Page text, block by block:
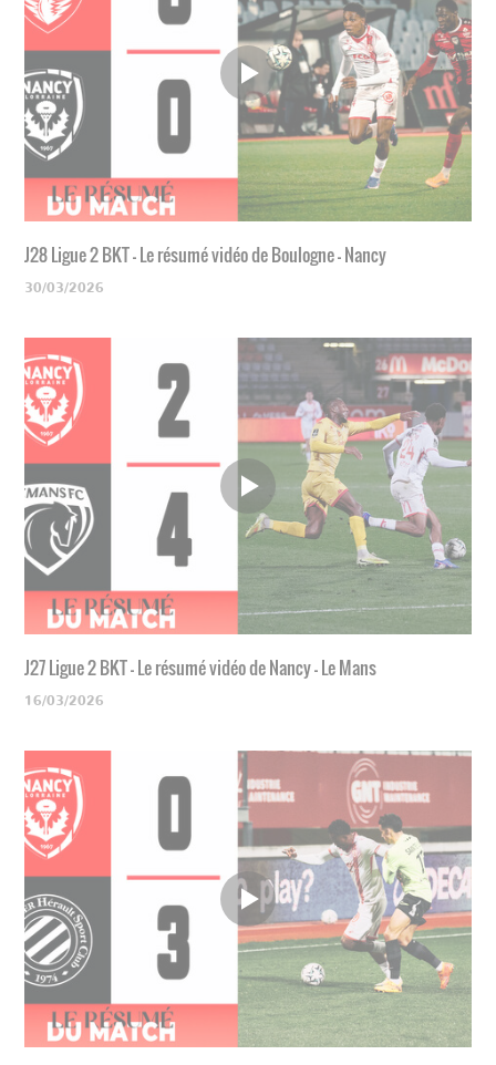
J28 Ligue 2 BKT - Le résumé vidéo de Boulogne - Nancy
30/03/2026
J27 Ligue 2 BKT - Le résumé vidéo de Nancy - Le Mans
16/03/2026